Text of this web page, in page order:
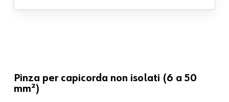
Pinza per capicorda non isolati (6 a 50
mm²)